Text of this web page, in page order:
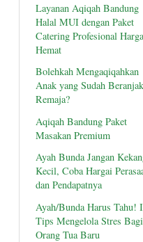
Layanan Aqiqah Bandung
Halal MUI dengan Paket
Catering Profesional
Hemat
Bolehkah Mengaqiqahkan
Anak yang Sudah Beranjak
Remaja?
Aqiqah Bandung Paket
Masakan Premium
Ayah Bunda Jangan
Kecil, Coba Hargai
dan Pendapatnya
Ayah/Bunda Harus Tahu!
Tips Mengelola Stres Bagi
Orang Tua Baru